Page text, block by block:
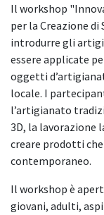
Il workshop
per la Creazione
introdurre gli
essere applicate
oggetti
locale. I
l’artigianato
3D, la lavorazione
creare prodotti
contemporaneo.
Il workshop è
giovani, adulti,